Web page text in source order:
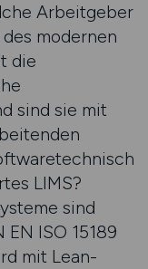
Arbeitgeber
modernen
die
sind sie mit
LIMS?
sind
ISO 15189
mit Lean-